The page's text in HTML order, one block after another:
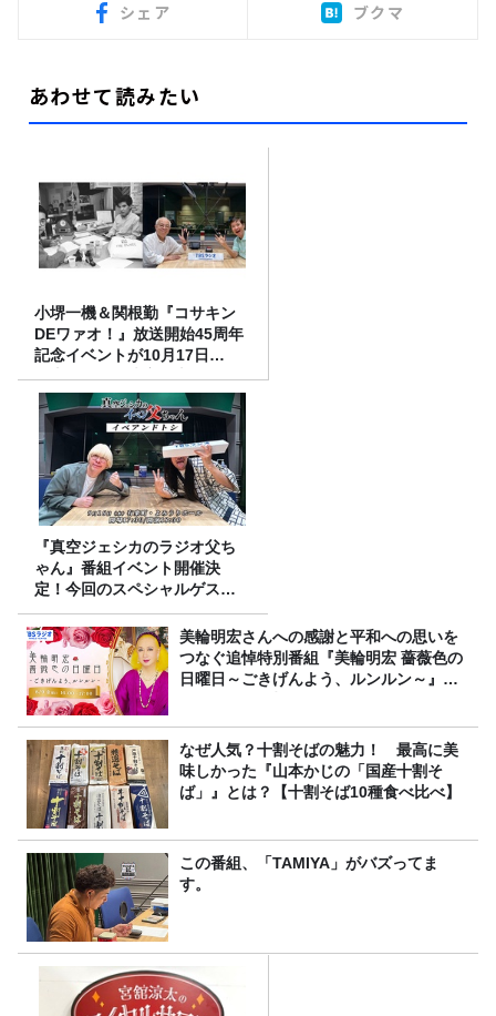
シェア ブクマ
あわせて読みたい
小堺一機＆関根勤『コサキン
DEワァオ！』放送開始45周年
記念イベントが10月17日
（土）に開催決定！本日より
FC先行受付スタート！
『真空ジェシカのラジオ父ち
ゃん』番組イベント開催決
定！今回のスペシャルゲスト
は、タカアンドトシ！
美輪明宏さんへの感謝と平和への思いを
つなぐ追悼特別番組『美輪明宏 薔薇色の
日曜日～ごきげんよう、ルンルン～』
なぜ人気？十割そばの魅力！ 最高に美
味しかった『山本かじの「国産十割そ
ば」』とは？【十割そば10種食べ比べ】
この番組、「TAMIYA」がバズってま
す。